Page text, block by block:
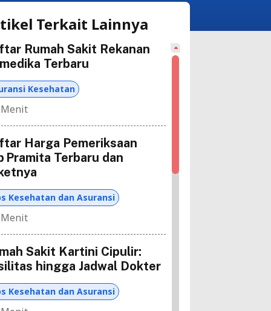
Terkait Lainnya
Rumah Sakit Rekanan
Terbaru
Kesehatan
Harga Pemeriksaan
Pramita Terbaru dan
Kesehatan dan Asuransi
Sakit Kartini Cipulir:
hingga Jadwal Dokter
Kesehatan dan Asuransi